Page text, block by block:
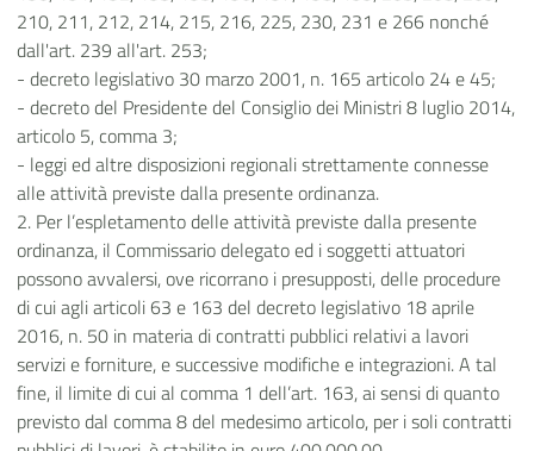
210, 211, 212, 214, 215, 216, 225, 230, 231 e 266 nonché
dall'art. 239 all'art. 253;
- decreto legislativo 30 marzo 2001, n. 165 articolo 24 e 45;
- decreto del Presidente del Consiglio dei Ministri 8 luglio 2014,
articolo 5, comma 3;
- leggi ed altre disposizioni regionali strettamente connesse
alle attività previste dalla presente ordinanza.
2. Per l’espletamento delle attività previste dalla presente
ordinanza, il Commissario delegato ed i soggetti attuatori
possono avvalersi, ove ricorrano i presupposti, delle procedure
di cui agli articoli 63 e 163 del decreto legislativo 18 aprile
2016, n. 50 in materia di contratti pubblici relativi a lavori
servizi e forniture, e successive modifiche e integrazioni. A tal
fine, il limite di cui al comma 1 dell’art. 163, ai sensi di quanto
previsto dal comma 8 del medesimo articolo, per i soli contratti